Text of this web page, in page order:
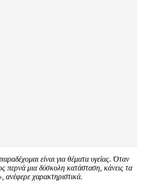
είναι για θέματα υγείας. Όταν
περνά μια δύσκολη κατάσταση, κάνεις τα
ανέφερε χαρακτηριστικά.